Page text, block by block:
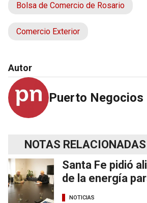
Bolsa de Comercio de Rosario
Comercio Exterior
Autor
Puerto Negocios
NOTAS RELACIONADAS
Santa Fe pidió
de la energía
NOTICIAS